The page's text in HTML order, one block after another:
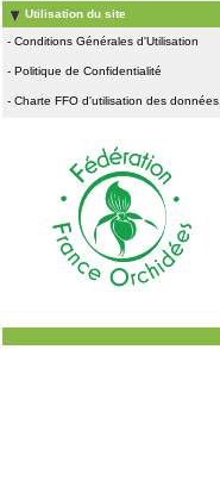
Utilisation du site
- Conditions Générales d'Utilisation
- Politique de Confidentialité
- Charte FFO d'utilisation des données.